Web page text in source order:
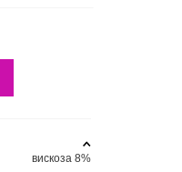
вискоза 8%